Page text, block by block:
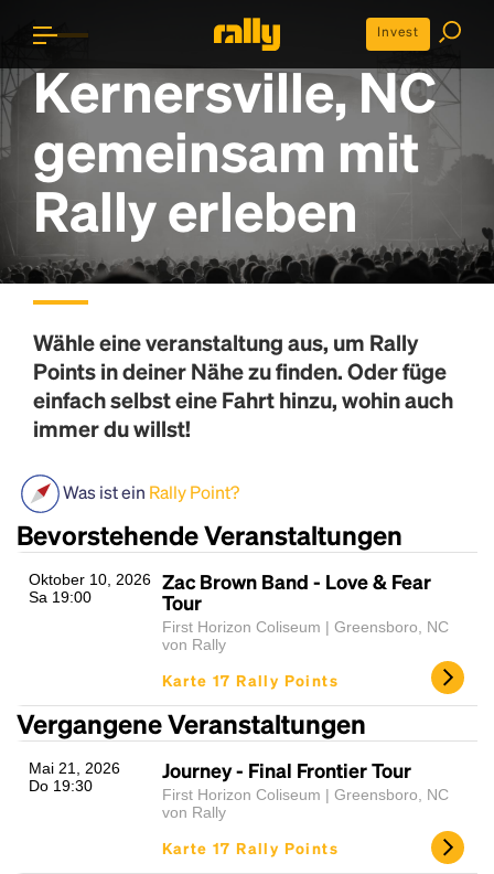
Invest
Kernersville, NC
gemeinsam mit
Rally erleben
Wähle eine veranstaltung aus, um Rally
Pointsin deiner Nähe zu finden. Oder füge
einfach selbst eine Fahrt hinzu, wohin auch
immer du willst!
Was ist ein Rally Point?
Bevorstehende Veranstaltungen
Oktober 10, 2026
Sa 19:00
Zac Brown Band - Love & Fear
Tour
First Horizon Coliseum | Greensboro, NC
von Rally
Karte 17 Rally Points
Vergangene Veranstaltungen
Mai 21, 2026
Do 19:30
Journey - Final Frontier Tour
First Horizon Coliseum | Greensboro, NC
von Rally
Karte 17 Rally Points
Headline
Lorem Ipsum is simply dummy text of the printing
Lorem Ipsum has been the
industry's standarddummy text ever since the